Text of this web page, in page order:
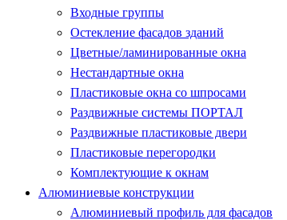
Входные группы
Остекление фасадов зданий
Цветные/ламинированные окна
Нестандартные окна
Пластиковые окна со шпросами
Раздвижные системы ПОРТАЛ
Раздвижные пластиковые двери
Пластиковые перегородки
Комплектующие к окнам
Алюминиевые конструкции
Алюминиевый профиль для фасадов